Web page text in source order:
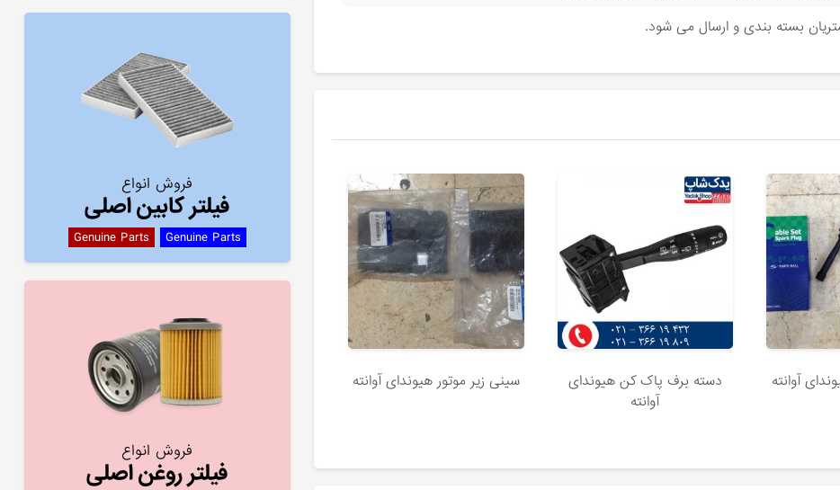
بسته بندی و ارسال می شود.
آوانته
دسته برف پاک کن هیوندای
آوانته
سینی زیر موتور هیوندای آوانته
فروش انواع
فیلتر کابین اصلی
Genuine Parts Genuine Parts
فروش انواع
فیلتر روغن اصلی